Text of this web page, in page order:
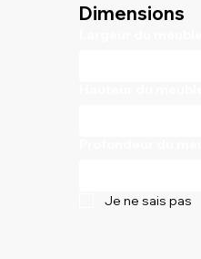
Dimensions
Je ne sais pas